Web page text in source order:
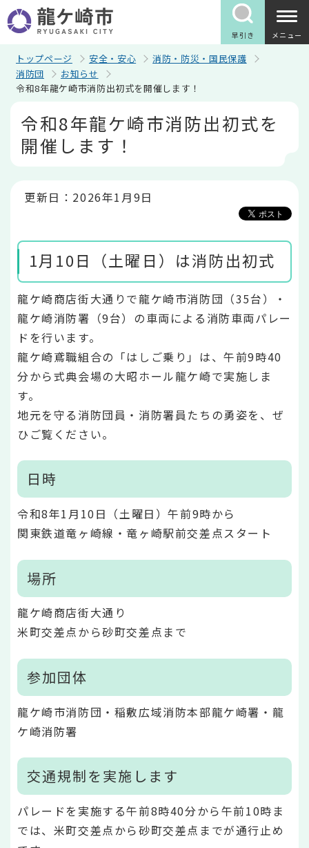
の
ペ
早引き メニュー
トップページ 安全・安心
消防・防災・国民保護
消防団
お知らせ
令和8年龍ケ崎市消防出初式を開催します！
令和8年龍ケ崎市消防出初式を
開催します！
更新日：2026年1月9日
1月10日（土曜日）は消防出初式
龍ケ崎商店街大通りで龍ケ崎市消防団（35台）・
龍ケ崎消防署（9台）の車両による消防車両パレー
ドを行います。
龍ケ崎鳶職組合の「はしご乗り」は、午前9時40
分から式典会場の大昭ホール龍ケ崎で実施しま
す。
地元を守る消防団員・消防署員たちの勇姿を、ぜ
ひご覧ください。
日時
令和8年1月10日（土曜日）午前9時から
関東鉄道竜ヶ崎線・竜ヶ崎駅前交差点スタート
場所
龍ケ崎商店街大通り
米町交差点から砂町交差点まで
参加団体
龍ケ崎市消防団・稲敷広域消防本部龍ケ崎署・龍
ケ崎消防署
交通規制を実施します
パレードを実施する午前8時40分から午前10時ま
では、米町交差点から砂町交差点までが通行止め